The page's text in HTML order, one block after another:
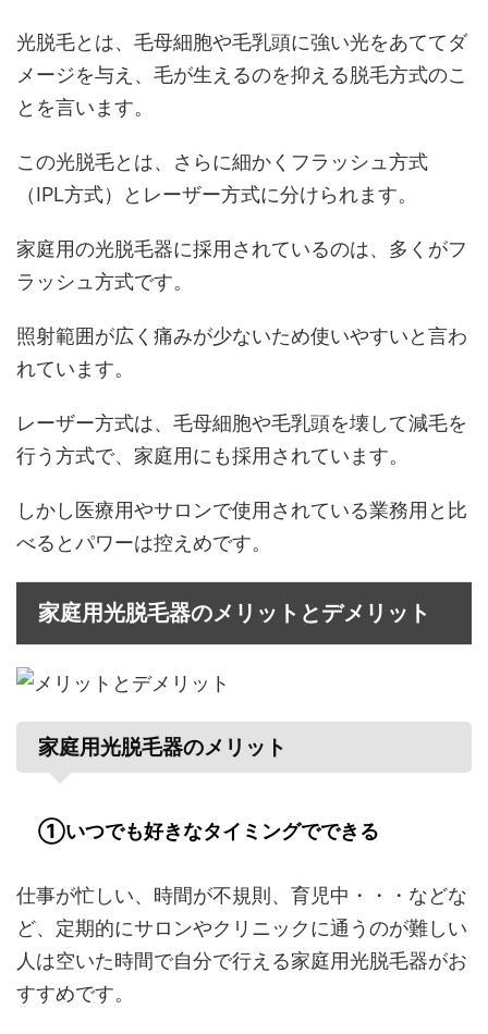
光脱毛とは、毛母細胞や毛乳頭に強い光をあててダ
メージを与え、毛が生えるのを抑える脱毛方式のこ
とを言います。
この光脱毛とは、さらに細かくフラッシュ方式
（IPL方式）とレーザー方式に分けられます。
家庭用の光脱毛器に採用されているのは、多くがフ
ラッシュ方式です。
照射範囲が広く痛みが少ないため使いやすいと言わ
れています。
レーザー方式は、毛母細胞や毛乳頭を壊して減毛を
行う方式で、家庭用にも採用されています。
しかし医療用やサロンで使用されている業務用と比
べるとパワーは控えめです。
家庭用光脱毛器のメリットとデメリット
家庭用光脱毛器のメリット
①いつでも好きなタイミングでできる
仕事が忙しい、時間が不規則、育児中・・・などな
ど、定期的にサロンやクリニックに通うのが難しい
人は空いた時間で自分で行える家庭用光脱毛器がお
すすめです。